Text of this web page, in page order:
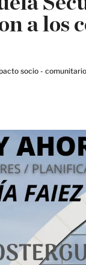
a los
socio -